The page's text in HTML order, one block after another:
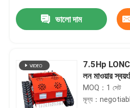
ভালো দাম
7.5Hp
লন মাওয়ার
MOQ：1 সেট
মূল্য：